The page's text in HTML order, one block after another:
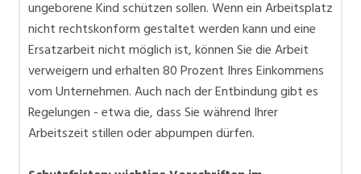
ungeborene Kind schützen sollen. Wenn ein Arbeitsplatz
nicht rechtskonform gestaltet werden kann und eine
Ersatzarbeit nicht möglich ist, können Sie die Arbeit
verweigern und erhalten 80 Prozent Ihres Einkommens
vom Unternehmen. Auch nach der Entbindung gibt es
Regelungen - etwa die, dass Sie während Ihrer
Arbeitszeit stillen oder abpumpen dürfen.